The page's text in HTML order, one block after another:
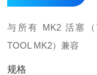
与所有 MK2 活塞（
TOOL MK2）兼容
规格